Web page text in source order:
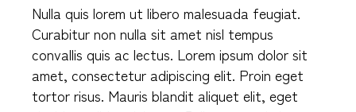
Nulla quis lorem ut libero malesuada feugiat.
Curabitur non nulla sit amet nisl tempus
convallis quis ac lectus. Lorem ipsum dolor sit
amet, consectetur adipiscing elit. Proin eget
tortor risus. Mauris blandit aliquet elit, eget